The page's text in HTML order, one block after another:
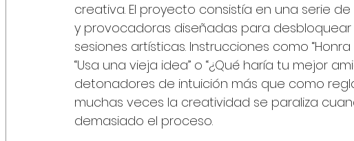
creativa. El proyecto consistía en una serie
y provocadoras diseñadas para
sesiones artísticas. Instrucciones como
“Usa una vieja idea” o “¿Qué haría tu mejor
detonadores de intuición más que como
muchas veces la creatividad se paraliza
demasiado el proceso.